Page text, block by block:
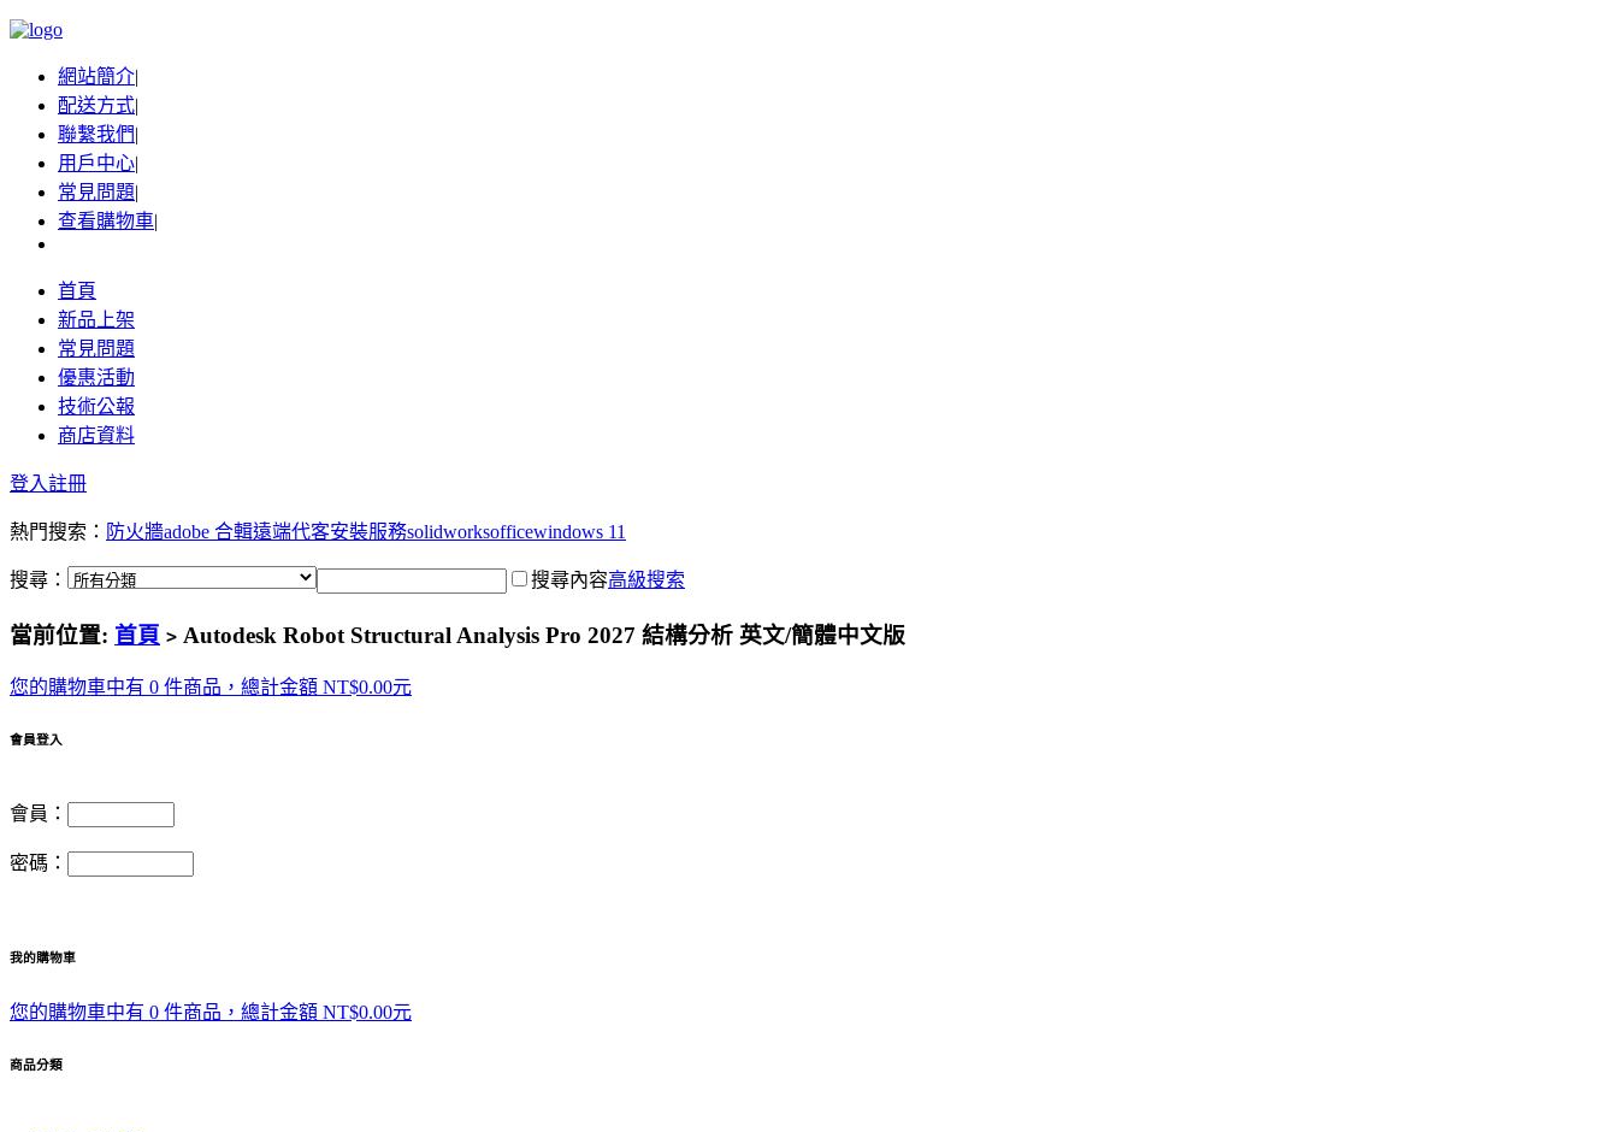
網站簡介|
配送方式|
聯繫我們|
用戶中心|
常見問題|
查看購物車|
首頁
新品上架
常見問題
優惠活動
技術公報
商店資料
登入註冊
熱門搜索： 防火牆adobe 合輯遠端代客安裝服務solidworksofficewindows 11
搜尋： 搜尋內容高級搜索
當前位置: 首頁 > Autodesk Robot Structural Analysis Pro 2027 結構分析 英文/簡體中文版
您的購物車中有 0 件商品，總計金額 NT$0.00元
會員登入
會員：
密碼：
我的購物車
您的購物車中有 0 件商品，總計金額 NT$0.00元
商品分類